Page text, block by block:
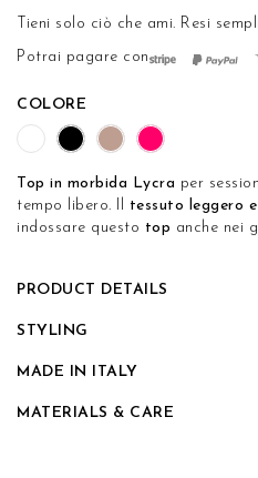
Tieni solo ciò che ami. Resi
Potrai pagare con
COLORE
Top in morbida Lycra per
tempo libero. Il tessuto leggero
indossare questo top anche nei
PRODUCT DETAILS
STYLING
MADE IN ITALY
MATERIALS & CARE